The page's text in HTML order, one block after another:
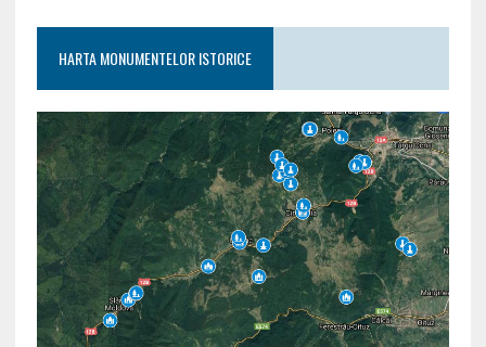
HARTA MONUMENTELOR ISTORICE